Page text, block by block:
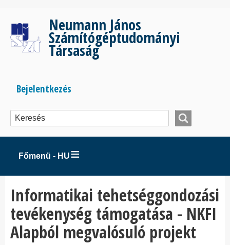
tartalomra
Neumann János
Számítógéptudományi
Társaság
Bejelentkezés
menüje
Bejelentkezés
Főmenü - HU
Informatikai tehetséggondozási
tevékenység támogatása - NKFI
Alapból megvalósuló projekt